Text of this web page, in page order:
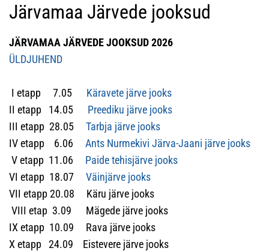
Järvamaa Järvede jooksud
JÄRVAMAA JÄRVEDE JOOKSUD 2026
ÜLDJUHEND
I etapp 7.05
Käravete järve jooks
II etapp 14.05 Preediku järve jooks
III etapp 28.05 Tarbja järve jooks
IV etapp 6.06
Ants Nurmekivi Järva-Jaani järve jooks
V etapp 11.06 Paide tehisjärve jooks
VI etapp 18.07 Väinjärve jooks
VII etapp 20.08 Käru järve jooks
VIII etap 3.09 Mägede järve jooks
IX etapp 10.09 Rava järve jooks
X etapp 24.09 Eistevere järve jooks